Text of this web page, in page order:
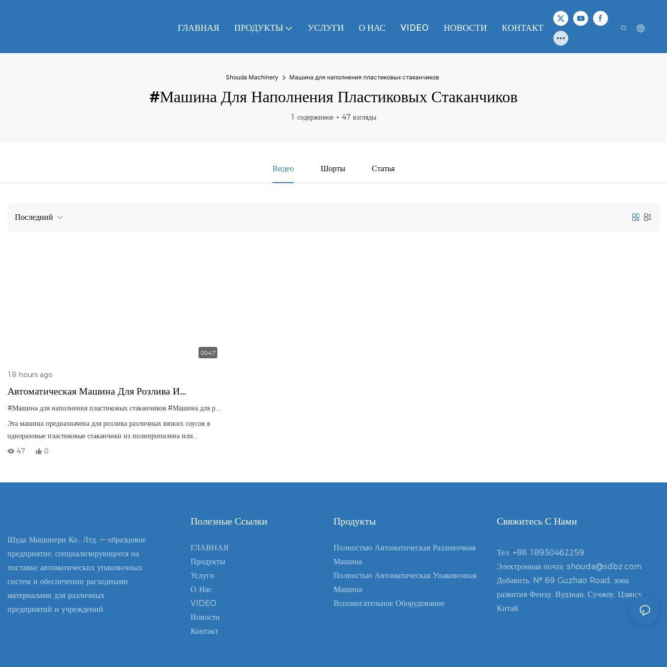
ГЛАВНАЯ ПРОДУКТЫ УСЛУГИ О НАС VIDEO НОВОСТИ КОНТАКТ
Shouda Machinery Машина для наполнения пластиковых стаканчиков
#Машина Для Наполнения Пластиковых Стаканчиков
1 содержимое 47 взгляды
Видео Шорты Статья
Последний
00:47
18 hours ago
Автоматическая Машина Для Розлива И
Герметизации Соусов
#Машина для наполнения пластиковых стаканчиков #Машина для розлива соуса в стаканчики
Эта машина предназначена для розлива различных вязких соусов в
одноразовые пластиковые стаканчики из полипропилена или
бумажные стаканчики. Она оснащена поршневой системой
стаканчиков. Машина обеспечивает герметичность без образования
формы, что делает её идеальным выбором для массового производства
на небольших фабриках по производству соусов.
47 0
Шуда Машинери Ко., Лтд. — образцовое
предприятие, специализирующееся на
поставке автоматических упаковочных
систем и обеспечении расходными
материалами для различных
предприятий и учреждений.
Полезные Ссылки
ГЛАВНАЯ
Продукты
Услуги
О Нас
VIDEO
Новости
Контакт
Продукты
Полностью Автоматическая Разливочная
Машина
Полностью Автоматическая Упаковочная
Машина
Вспомогательное Оборудование
Свяжитесь С Нами
Тел: +86 18930462259
Электронная почта: shouda@sdbz.com
Добавить: № 69 Guzhao Road, зона
развития Фенху, Вудзиан, Сучжоу, Цзянсу,
Китай